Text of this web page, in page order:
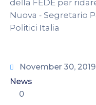
CONTATTI
November 30, 2019
News
0